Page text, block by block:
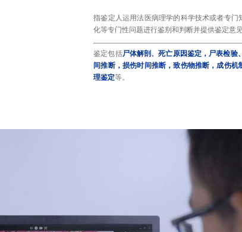
指鉴定人运用法医病理学的科学技术或者专
化等专门性问题进行鉴别和判断并提供鉴定意见
鉴定包括尸体解剖、死亡原因鉴定，尸表检验
间推断，损伤时间推断，致伤物推断，成伤
理鉴定等。